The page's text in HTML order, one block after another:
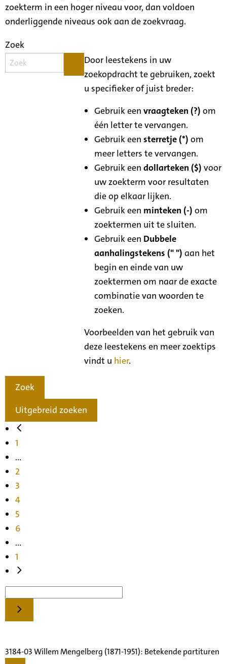
zoekterm in een hoger niveau voor, dan voldoen
onderliggende niveaus ook aan de zoekvraag.
Zoek
Door leestekens in uw
zoekopdracht te gebruiken, zoekt
u specifieker of juist breder:
Gebruik eenvraagteken (?) om
één letter te vervangen.
Gebruik eensterretje (*) om
meer letters te vervangen.
Gebruik eendollarteken ($) voor
uw zoekterm voor resultaten
die op elkaar lijken.
Gebruik een minteken (-) om
zoektermen uit te sluiten.
Gebruik een Dubbele
aanhalingstekens (" ") aan het
begin en einde van uw
zoektermen om naar de exacte
combinatie van woorden te
zoeken.
Voorbeelden van het gebruik van
deze leestekens en meer zoektips
vindt u hier.
Zoek
Uitgebreid zoeken
1
...
2
3
4
5
6
...
1
3184-03 Willem Mengelberg (1871-1951): Betekende partituren